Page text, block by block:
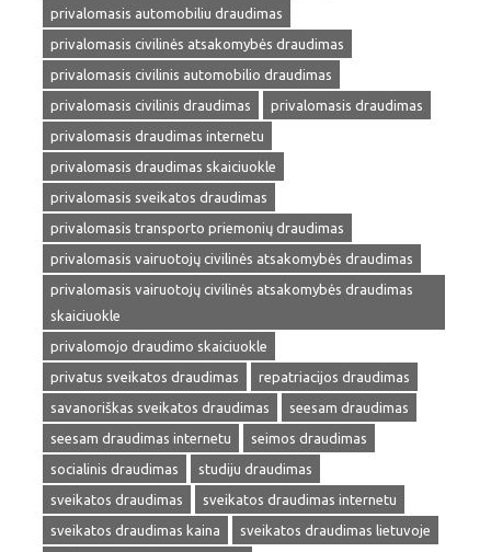
privalomasis automobiliu draudimas
privalomasis civilinės atsakomybės draudimas
privalomasis civilinis automobilio draudimas
privalomasis civilinis draudimas
privalomasis draudimas
privalomasis draudimas internetu
privalomasis draudimas skaiciuokle
privalomasis sveikatos draudimas
privalomasis transporto priemonių draudimas
privalomasis vairuotojų civilinės atsakomybės draudimas
privalomasis vairuotojų civilinės atsakomybės draudimas
skaiciuokle
privalomojo draudimo skaiciuokle
privatus sveikatos draudimas
repatriacijos draudimas
savanoriškas sveikatos draudimas
seesam draudimas
seesam draudimas internetu
seimos draudimas
socialinis draudimas
studiju draudimas
sveikatos draudimas
sveikatos draudimas internetu
sveikatos draudimas kaina
sveikatos draudimas lietuvoje